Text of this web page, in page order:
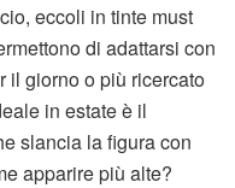
eccoli in tinte must
di adattarsi con
il giorno o più ricercato
in estate è il
slancia la figura con
apparire più alte?